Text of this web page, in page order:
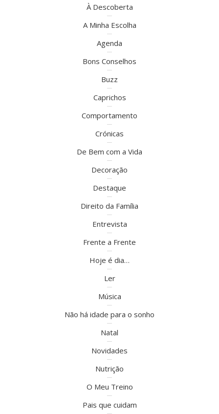
À Descoberta
A Minha Escolha
Agenda
Bons Conselhos
Buzz
Caprichos
Comportamento
Crónicas
De Bem com a Vida
Decoração
Destaque
Direito da Família
Entrevista
Frente a Frente
Hoje é dia…
Ler
Música
Não há idade para o sonho
Natal
Novidades
Nutrição
O Meu Treino
Pais que cuidam